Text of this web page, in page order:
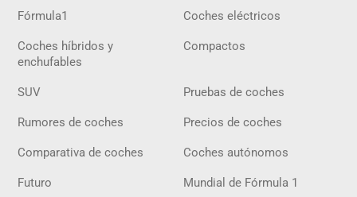
Fórmula1 Coches eléctricos
Coches híbridos y
enchufables
Compactos
SUV Pruebas de coches
Rumores de coches Precios de coches
Comparativa de coches Coches autónomos
Futuro Mundial de Fórmula 1